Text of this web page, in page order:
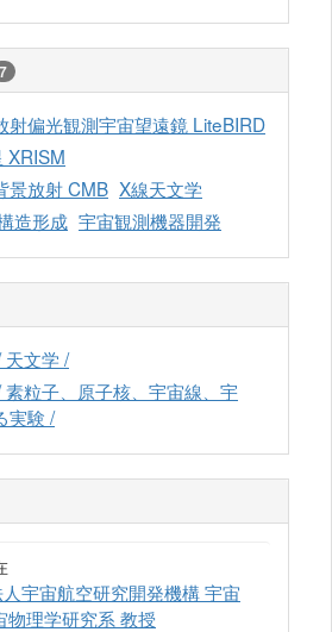
7
射偏光観測宇宙望遠鏡 LiteBIRD
XRISM
景放射 CMB X線天文学
造形成 宇宙観測機器開発
天文学 /
素粒子、原子核、宇宙線、宇
実験 /
宇宙航空研究開発機構 宇宙
物理学研究系 教授